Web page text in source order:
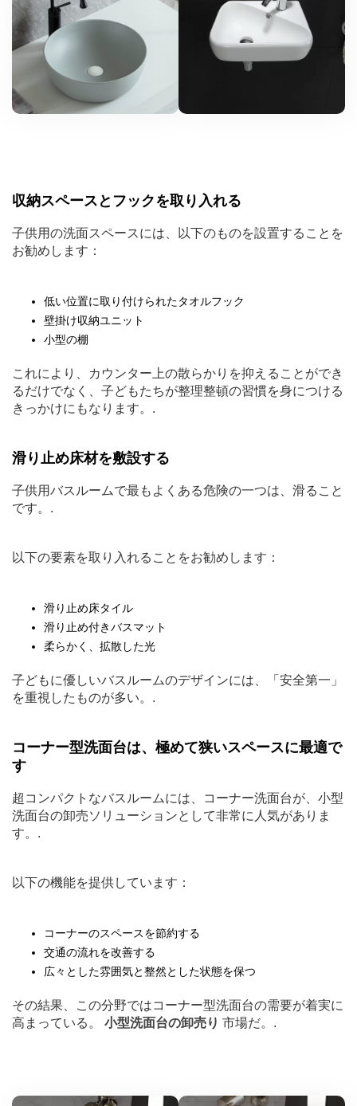
収納スペースとフックを取り入れる
子供用の洗面スペースには、以下のものを設置することを
お勧めします：
低い位置に取り付けられたタオルフック
壁掛け収納ユニット
小型の棚
これにより、カウンター上の散らかりを抑えることができ
るだけでなく、子どもたちが整理整頓の習慣を身につける
きっかけにもなります。.
滑り止め床材を敷設する
子供用バスルームで最もよくある危険の一つは、滑ること
です。.
以下の要素を取り入れることをお勧めします：
滑り止め床タイル
滑り止め付きバスマット
柔らかく、拡散した光
子どもに優しいバスルームのデザインには、「安全第一」
を重視したものが多い。.
コーナー型洗面台は、極めて狭いスペースに最適で
す
超コンパクトなバスルームには、コーナー洗面台が、小型
洗面台の卸売ソリューションとして非常に人気がありま
す。.
以下の機能を提供しています：
コーナーのスペースを節約する
交通の流れを改善する
広々とした雰囲気と整然とした状態を保つ
その結果、この分野ではコーナー型洗面台の需要が着実に
高まっている。 小型洗面台の卸売り 市場だ。.